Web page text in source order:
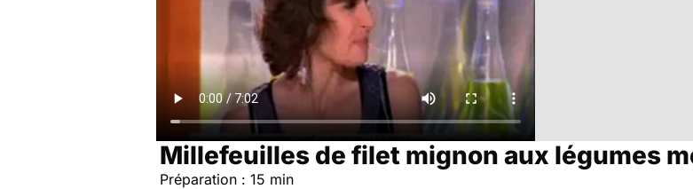
Millefeuilles de filet mignon aux légumes
Préparation : 15 min